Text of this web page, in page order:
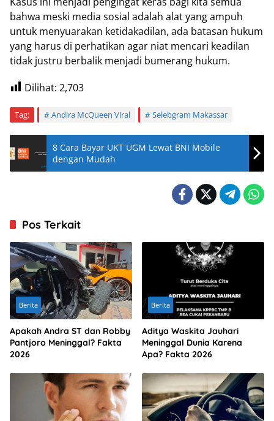
bahwa meski media sosial adalah alat yang ampuh
untuk menyuarakan ketidakadilan, ada batasan hukum
yang harus di perhatikan agar niat mencari keadilan
tidak justru berbalik menjadi bumerang hukum.
Dilihat: 2,703
Tag: Andira McQueen Viral Selebgram Makassar
8 Cara Bayar UKT UGM Lewat BNI Mobile
dengan Mudah
Pos Terkait
Berita
Apakah Andra ST dan Robby
Pantjoro Meninggal? Fakta
2026
Berita
Aditya Waskita Jauhari
Meninggal Dunia Karena
Apa? Fakta 2026